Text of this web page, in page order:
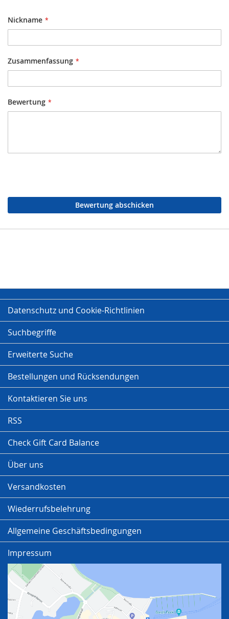
Nickname
Zusammenfassung
Bewertung
Bewertung abschicken
Datenschutz und Cookie-Richtlinien
Suchbegriffe
Erweiterte Suche
Bestellungen und Rücksendungen
Kontaktieren Sie uns
RSS
Check Gift Card Balance
Über uns
Versandkosten
Wiederrufsbelehrung
Allgemeine Geschäftsbedingungen
Impressum